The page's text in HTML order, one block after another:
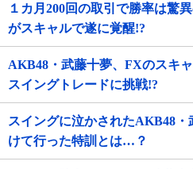
１カ月200回の取引で勝率は驚
がスキャルで遂に覚醒!?
AKB48・武藤十夢、FXのスキ
スイングトレードに挑戦!?
スイングに泣かされたAKB48
けて行った特訓とは…？